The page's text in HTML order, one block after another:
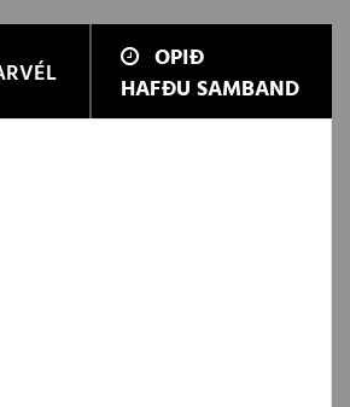
OPIÐ
HAFÐU SAMBAND